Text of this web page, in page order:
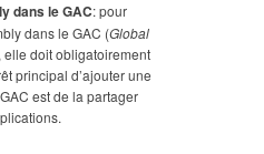
dans le GAC: pour
dans le GAC (Global
elle doit obligatoirement
principal d’ajouter une
est de la partager